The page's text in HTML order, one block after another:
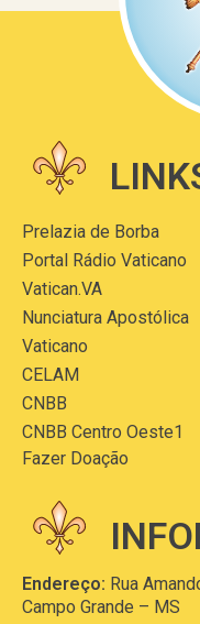
Prelazia de Borba
Portal Rádio Vaticano
Vatican.VA
Nunciatura Apostólica
Vaticano
CELAM
CNBB
CNBB Centro Oeste1
Fazer Doação
Endereço: Rua
Campo Grande – MS